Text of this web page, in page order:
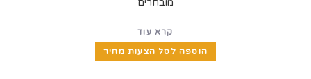
הוספה לסל הצעות מחיר